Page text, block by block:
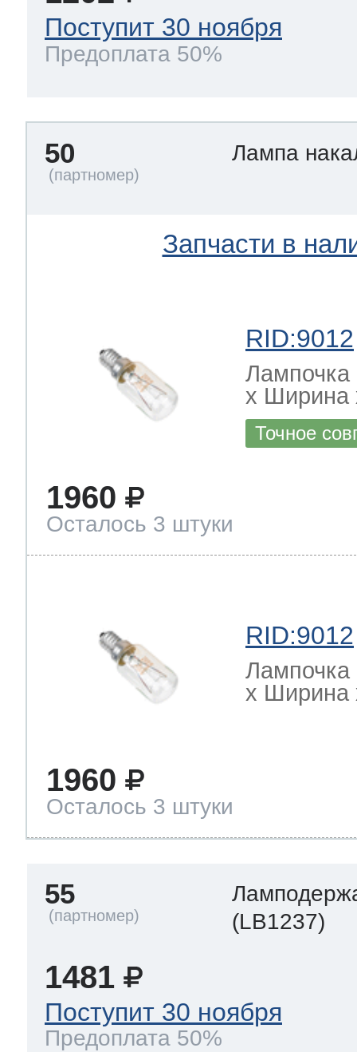
Поступит 30 ноября
Предоплата 50%
50 Лампа
Запчасти в
RID:9012
Лампочка
х Ширина
Точное
1960
Осталось 3 штуки
RID:9012
Лампочка
х Ширина
1960
Осталось 3 штуки
55
(LB1237)
1481
Поступит 30 ноября
Предоплата 50%